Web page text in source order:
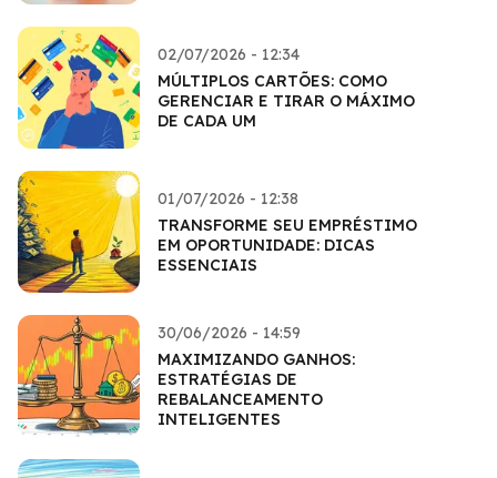
02/07/2026 - 12:34
MÚLTIPLOS CARTÕES: COMO
GERENCIAR E TIRAR O MÁXIMO
DE CADA UM
01/07/2026 - 12:38
TRANSFORME SEU EMPRÉSTIMO
EM OPORTUNIDADE: DICAS
ESSENCIAIS
30/06/2026 - 14:59
MAXIMIZANDO GANHOS:
ESTRATÉGIAS DE
REBALANCEAMENTO
INTELIGENTES